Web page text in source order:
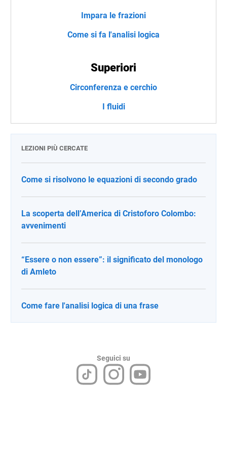
Impara le frazioni
Come si fa l'analisi logica
Superiori
Circonferenza e cerchio
I fluidi
LEZIONI PIÙ CERCATE
Come si risolvono le equazioni di secondo grado
La scoperta dell’America di Cristoforo Colombo:
avvenimenti
“Essere o non essere”: il significato del monologo
di Amleto
Come fare l'analisi logica di una frase
Seguici su